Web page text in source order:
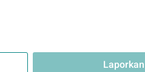
Laporkan